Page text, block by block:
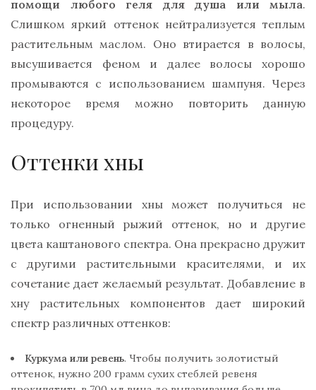
помощи любого геля для душа или мыла.
Слишком яркий оттенок нейтрализуется теплым
растительным маслом. Оно втирается в волосы,
высушивается феном и далее волосы хорошо
промываются с использованием шампуня. Через
некоторое время можно повторить данную
процедуру.
Оттенки хны
При использовании хны может получиться не
только огненный рыжий оттенок, но и другие
цвета каштанового спектра. Она прекрасно дружит
с другими растительными красителями, и их
сочетание дает желаемый результат. Добавление в
хну растительных компонентов дает широкий
спектр различных оттенков:
Куркума или ревень. Чтобы получить золотистый
оттенок, нужно 200 грамм сухих стеблей ревеня